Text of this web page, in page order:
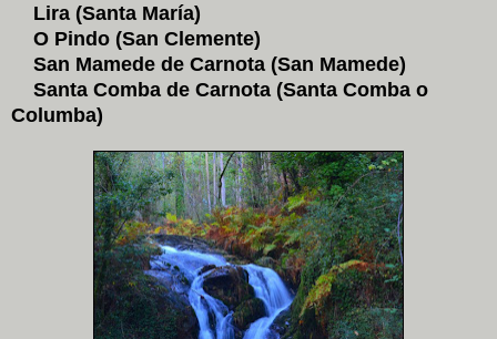
Lira (Santa María)
O Pindo (San Clemente)
San Mamede de Carnota (San Mamede)
Santa Comba de Carnota (Santa Comba o
Columba)